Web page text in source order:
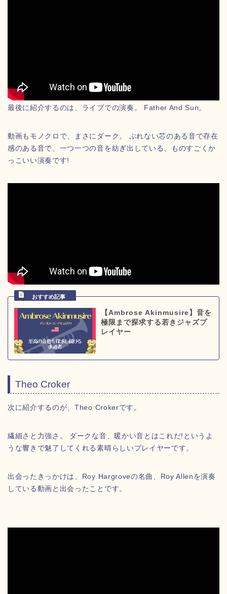
最後に紹介するのは、ライブでの演奏。 Father And Sun。
動画もモノクロで、まさにダーク。 ぶれない芯のある音で存在
感のある音で、一つ一つの音を紡ぎ出している、ものすごくか
っこいい演奏です!
【Ambrose Akinmusire】音を
極限まで探求する若きジャズプ
レイヤー
Theo Croker
次に紹介するのが、Theo Crokerです。
繊細さと力強さ。 ダークな音、暖かい音とはこれだ!というよ
うな響きで魅了してくれる素晴らしいプレイヤーです。
出会ったきっかけは、Roy Hargroveの名曲、Roy Allenを演奏
している動画と出会ったことです。